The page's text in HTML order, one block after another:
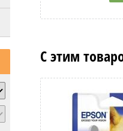
С этим